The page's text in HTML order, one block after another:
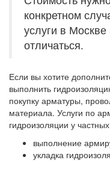
конкретном
услуги в
отличаться.
Если вы хотите
выполнить
покупку арматуры,
материала. Услуги по
гидроизоляции у
выполнение
укладка